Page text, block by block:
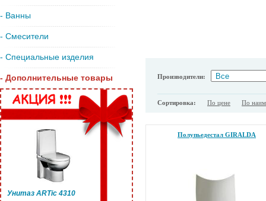
- Ванны
- Смесители
- Специальные изделия
- Дополнительные товары
Унитаз ARTic 4310
Производители:
Сортировка: По цене По
Полупьедестал GIRALDA